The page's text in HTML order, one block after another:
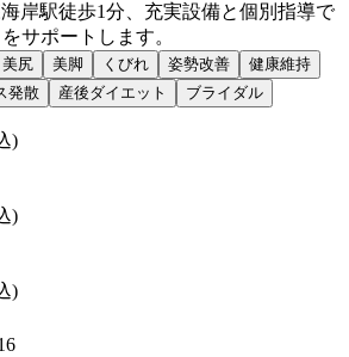
海岸駅徒歩1分、充実設備と個別指導で
サポートします。
美尻 美脚 くびれ 姿勢改善
健康維持
発散 産後ダイエット ブライダル
)
)
)